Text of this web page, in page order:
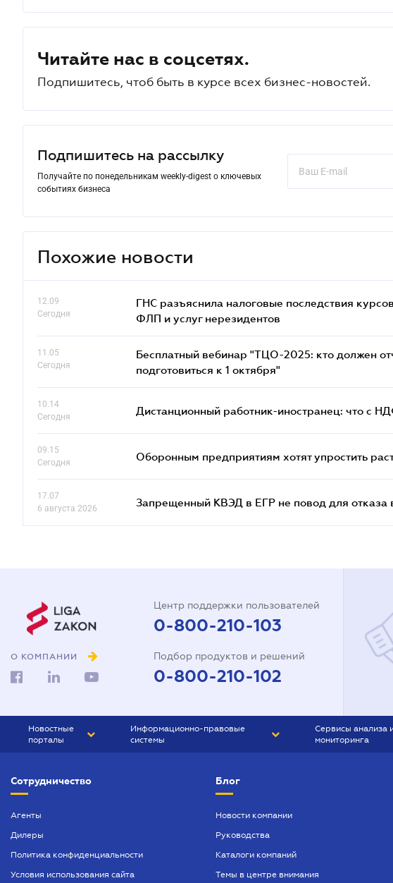
Читайте нас в соцсетях.
Подпишитесь, чтоб быть в курсе всех бизнес-новостей.
Подпишитесь на рассылку
Получайте по понедельникам weekly-digest о ключевых
событиях бизнеса
Похожие новости
12.09
Сегодня
ГНС разъяснила налоговые последствия
ФЛП и услуг нерезидентов
11.05
Сегодня
Бесплатный вебинар "ТЦО-2025: кто должен
подготовиться к 1 октября"
10.14
Сегодня
Дистанционный работник-иностранец: что с
09.15
Сегодня
Оборонным предприятиям хотят упростить
17.07
6 августа 2026
Запрещенный КВЭД в ЕГР не повод для отказа
О КОМПАНИИ
Центр поддержки пользователей
0-800-210-103
Подбор продуктов и решений
0-800-210-102
Новостные
порталы
БИЗНЕС
Информационно-правовые
системы
БУХГАЛТЕР ПРОФ
ЮРИСТ ПРОФ
Сервисы анализа
мониторинга
Сотрудничество
Агенты
Дилеры
Политика конфиденциальности
Условия использования сайта
Блог
Новости компании
Руководства
Каталоги компаний
Темы в центре внимания